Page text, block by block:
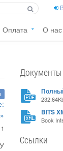
Оплата О нас
1
Документы
BITS
Book
Ссылки